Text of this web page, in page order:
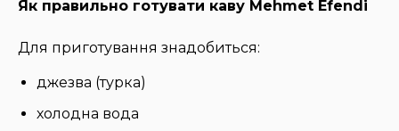
Як правильно готувати каву Mehmet Efendi
Для приготування знадобиться:
джезва (турка)
холодна вода